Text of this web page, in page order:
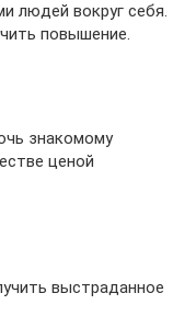
людей вокруг себя.
повышение.
знакомому
ценой
выстраданное